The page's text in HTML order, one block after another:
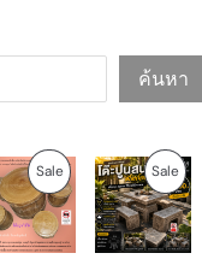
ค้นหา
SaleP
R
O
O
r
i
g
i
C
u
r
r
e
SaleP
R
O
O
r
i
g
i
C
u
r
r
e